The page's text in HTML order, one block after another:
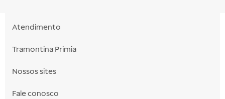
Atendimento
Tramontina Primia
Nossos sites
Fale conosco